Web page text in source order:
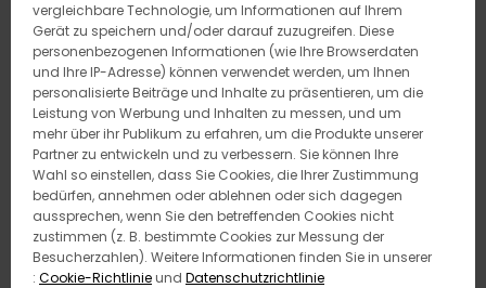
vergleichbare Technologie, um Informationen auf Ihrem
Gerät zu speichern und/oder darauf zuzugreifen. Diese
personenbezogenen Informationen (wie Ihre Browserdaten
und Ihre IP-Adresse) können verwendet werden, um Ihnen
personalisierte Beiträge und Inhalte zu präsentieren, um die
Leistung von Werbung und Inhalten zu messen, und um
mehr über ihr Publikum zu erfahren, um die Produkte unserer
Partner zu entwickeln und zu verbessern. Sie können Ihre
Wahl so einstellen, dass Sie Cookies, die Ihrer Zustimmung
bedürfen, annehmen oder ablehnen oder sich dagegen
aussprechen, wenn Sie den betreffenden Cookies nicht
zustimmen (z. B. bestimmte Cookies zur Messung der
Besucherzahlen). Weitere Informationen finden Sie in unserer
: Cookie-Richtlinieund Datenschutzrichtlinie